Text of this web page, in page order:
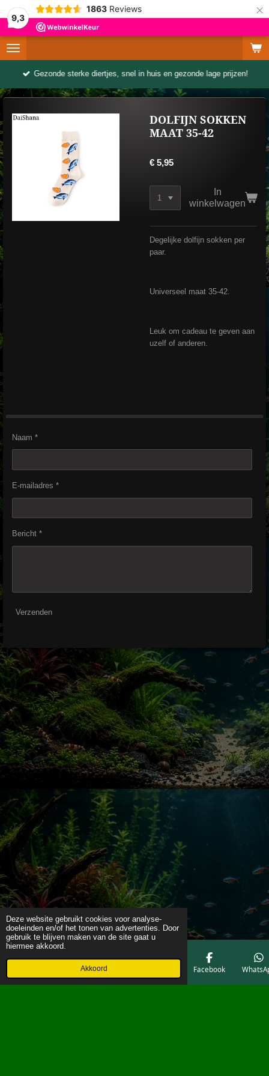
Deze website gebruikt cookies voor analyse-
doeleinden en/of het tonen van advertenties. Door
gebruik te blijven maken van de site gaat u
hiermee akkoord.
Akkoord
9,3
1863 Reviews ×
Gezonde sterke diertjes, snel in huis en gezonde lage prijzen!
DOLFIJN SOKKEN
MAAT 35-42
€ 5,95
In
winkelwagen
Degelijke dolfijn sokken per
paar.
Universeel maat 35-42.
Leuk om cadeau te geven aan
uzelf of anderen.
Naam *
E-mailadres *
Bericht *
Verzenden
Telefoonnummer Facebook